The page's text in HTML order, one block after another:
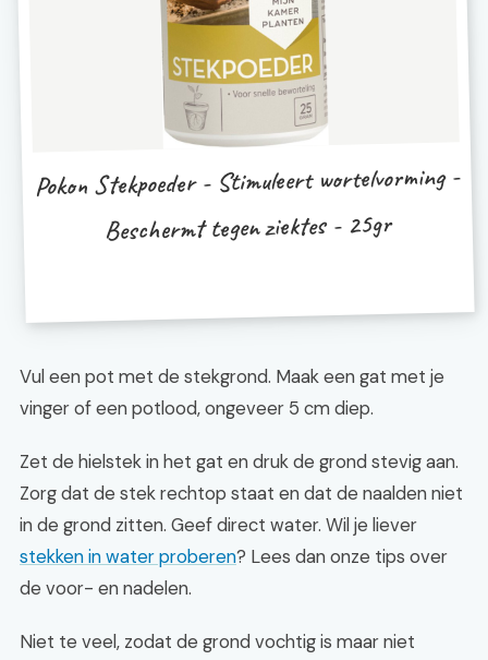
Pokon Stekpoeder - Stimuleert wortelvorming -
Beschermt tegen ziektes - 25gr
Vul een pot met de stekgrond. Maak een gat met je
vinger of een potlood, ongeveer 5 cm diep.
Zet de hielstek in het gat en druk de grond stevig aan.
Zorg dat de stek rechtop staat en dat de naalden niet
in de grond zitten. Geef direct water. Wil je liever
stekken in water proberen? Lees dan onze tips over
de voor- en nadelen.
Niet te veel, zodat de grond vochtig is maar niet